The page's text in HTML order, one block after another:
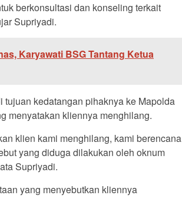
berkonsultasi dan konseling terkait
Supriyadi.
Karyawati BSG Tantang Ketua
kedatangan pihaknya ke Mapolda
menyatakan kliennya menghilang.
klien kami menghilang, kami berencana
yang diduga dilakukan oleh oknum
Supriyadi.
yang menyebutkan kliennya